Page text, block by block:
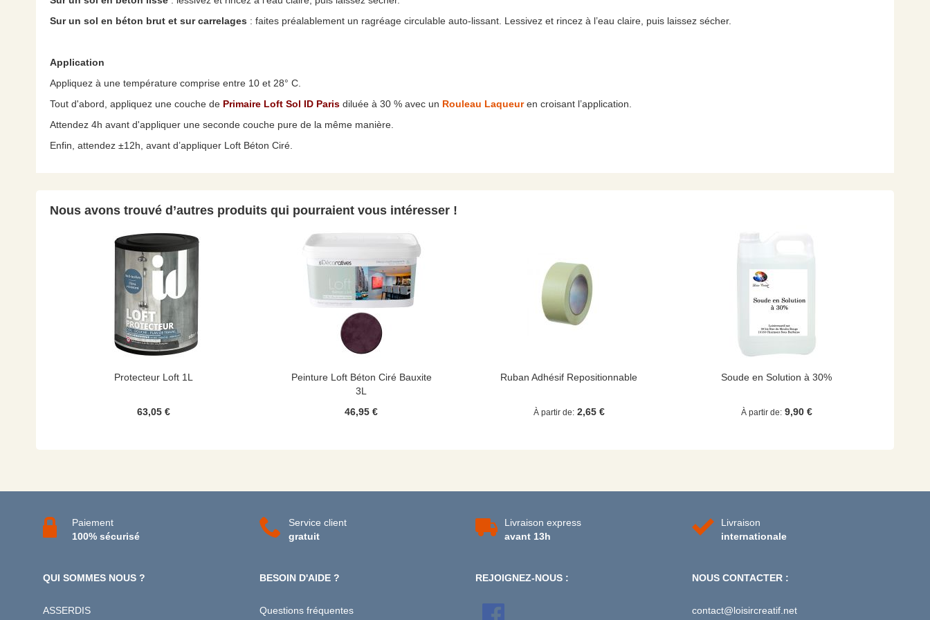
Sur un sol en béton brut et sur carrelages : faites préalablement un ragréage circulable auto-lissant. Lessivez et rincez à l’eau claire, puis laissez sécher.
Application
Appliquez à une température comprise entre 10 et 28° C.
Tout d'abord, appliquez une couche de Primaire Loft Sol ID Paris diluée à 30 % avec un Rouleau Laqueuren croisant l’application.
Attendez 4h avant d'appliquer une seconde couche pure de la même manière.
Enfin, attendez ±12h, avant d’appliquer Loft Béton Ciré.
Nous avons trouvé d’autres produits qui pourraient vous intéresser !
Protecteur Loft 1L
63,05 €
Peinture Loft Béton Ciré Bauxite
3L
46,95 €
Ruban Adhésif Repositionnable
À partir de 2,65 €
Soude en Solution à 30%
À partir de 9,90 €
Paiement
100% sécurisé
Service client
gratuit
Livraison express
avant 13h
Livraison
internationale
QUI SOMMES NOUS ?
ASSERDIS
BESOIN D'AIDE ?
Questions fréquentes
REJOIGNEZ-NOUS : NOUS CONTACTER :
contact@loisircreatif.net